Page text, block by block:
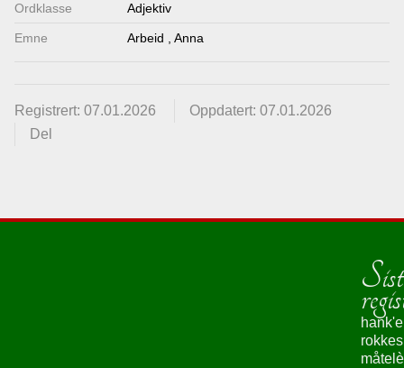
Ordklasse Adjektiv
Emne Arbeid Anna
Registrert: 07.01.2026
Oppdatert: 07.01.2026
Del
hank'e